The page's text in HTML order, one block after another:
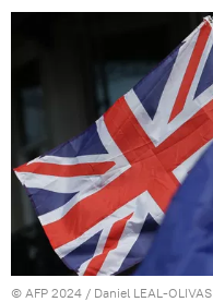
© AFP 2024 / Daniel LEAL-OLIVAS